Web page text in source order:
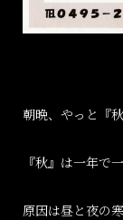
朝晩、やっと『
『秋』は一年で一
原因は昼と夜の